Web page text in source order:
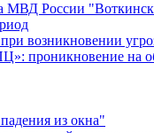
МВД России
возникновении
проникновение на
из окна"